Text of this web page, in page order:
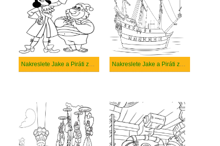
Nakreslete Jake a Piráti zdarma pro děti Nakreslete Jake a Piráti zdarma prostý tisknutelné